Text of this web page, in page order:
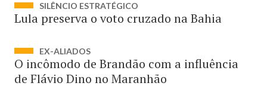
SILÊNCIO ESTRATÉGICO
Lula preserva o voto cruzado na Bahia
EX-ALIADOS
O incômodo de Brandão com a influência
de Flávio Dino no Maranhão